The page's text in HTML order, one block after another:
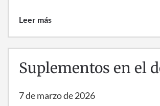
Leer más
Suplementos en el
7 de marzo de 2026